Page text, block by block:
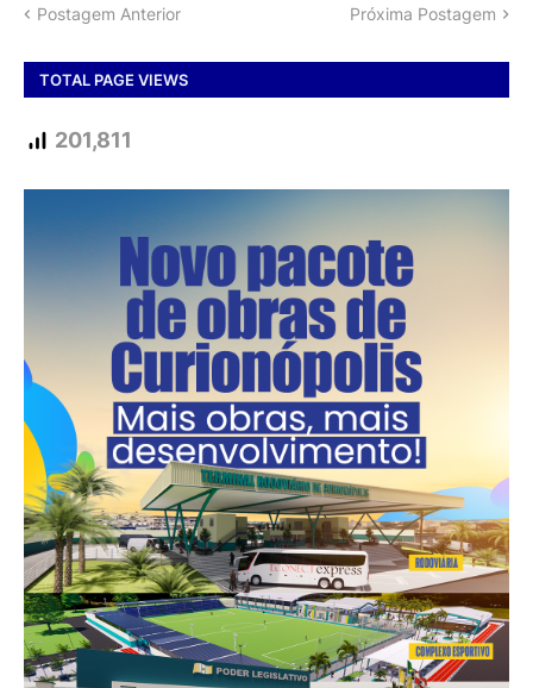
Postagem Anterior Próxima Postagem
TOTAL PAGE VIEWS
201,811